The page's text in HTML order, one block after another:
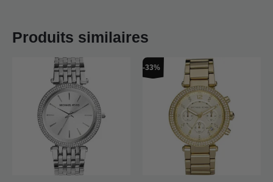
Produits similaires
-33%
prix
initial
était :
€299,00.
Le
prix
actuel
est :
€199,00.